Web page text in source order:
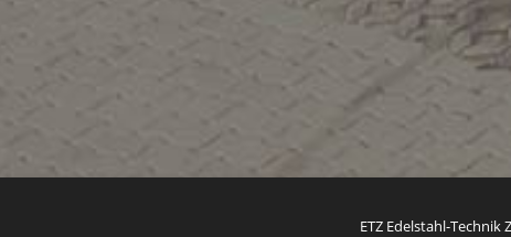
ETZ Edelstahl-Technik